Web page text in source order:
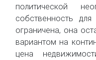
политической
собственность
ограничена, она
вариантом на
цена